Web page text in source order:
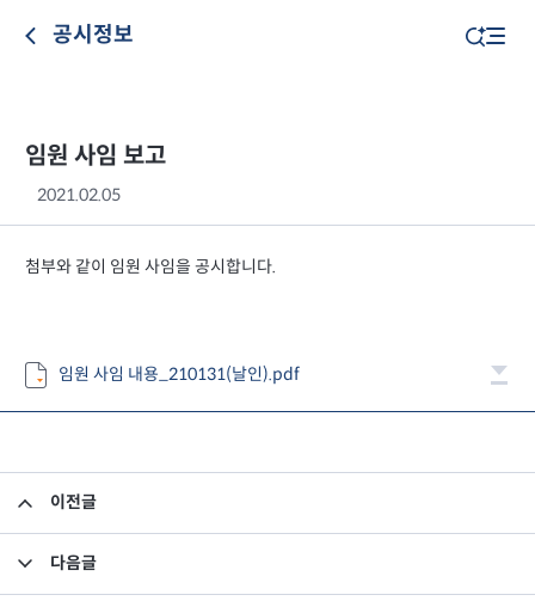
공시정보
임원 사임 보고
2021.02.05
첨부와 같이 임원 사임을 공시합니다.
임원 사임 내용_210131(날인).pdf
이전글
다음글